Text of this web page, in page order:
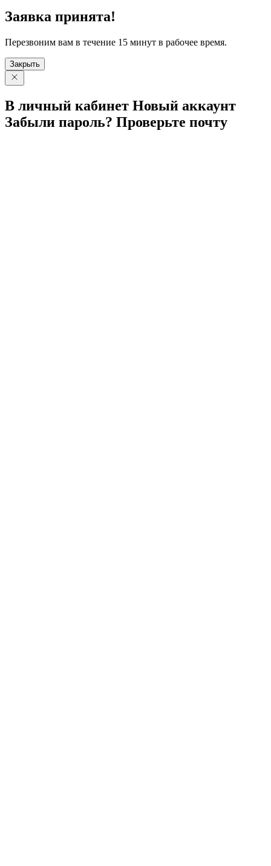
Заявка принята!
Перезвоним вам в течение 15 минут в рабочее время.
Закрыть
В личный кабинет Новый аккаунт
Забыли пароль? Проверьте почту